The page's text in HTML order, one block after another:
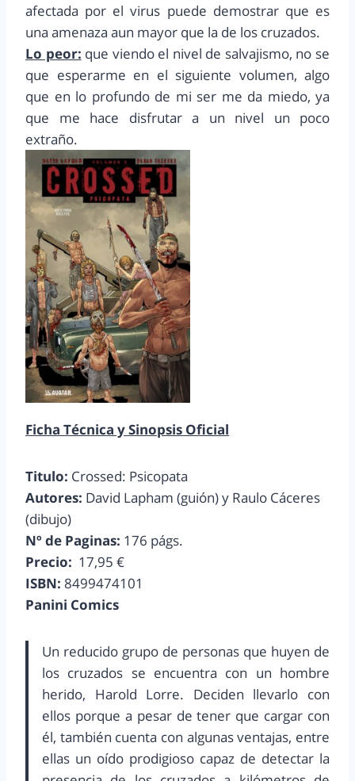
afectada por el virus puede demostrar que es
una amenaza aun mayor que la de los cruzados.
Lo peor: que viendo el nivel de salvajismo, no se
que esperarme en el siguiente volumen, algo
que en lo profundo de mi ser me da miedo, ya
que me hace disfrutar a un nivel un poco
extraño.
Ficha Técnica y Sinopsis Oficial
Titulo: Crossed: Psicopata
Autores: David Lapham (guión) y Raulo Cáceres
(dibujo)
Nº de Paginas: 176 págs.
Precio: 17,95 €
ISBN: 8499474101
Panini Comics
Un reducido grupo de personas que huyen de
los cruzados se encuentra con un hombre
herido, Harold Lorre. Deciden llevarlo con
ellos porque a pesar de tener que cargar con
él, también cuenta con algunas ventajas, entre
ellas un oído prodigioso capaz de detectar la